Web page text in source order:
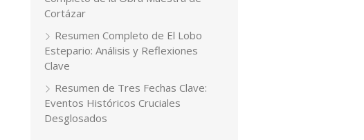
Cortázar
Resumen Completo de El Lobo
Estepario: Análisis y Reflexiones
Clave
Resumen de Tres Fechas Clave:
Eventos Históricos Cruciales
Desglosados